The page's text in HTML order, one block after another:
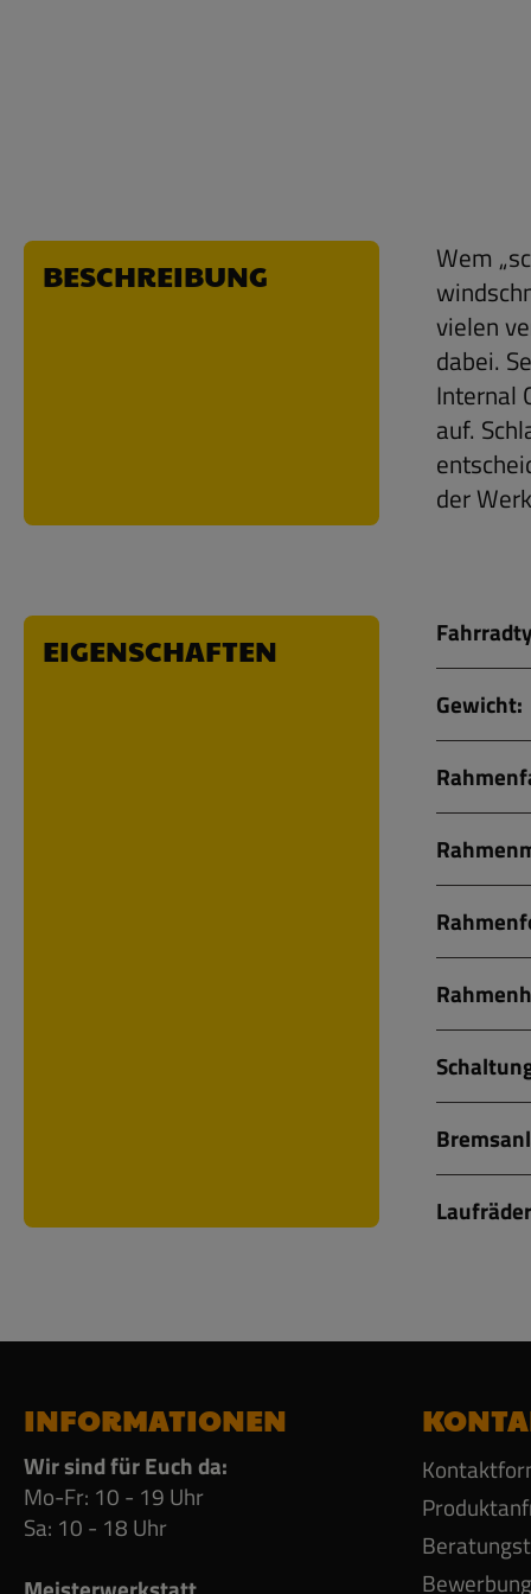
BESCHREIBUNG
Wem
vielen
dabei.
Internal
auf.
der
EIGENSCHAFTEN
Gewicht:
INFORMATIONEN
Wir sind für Euch da:
Mo-Fr: 10 - 19 Uhr
Sa: 10 - 18 Uhr
Bewerbung